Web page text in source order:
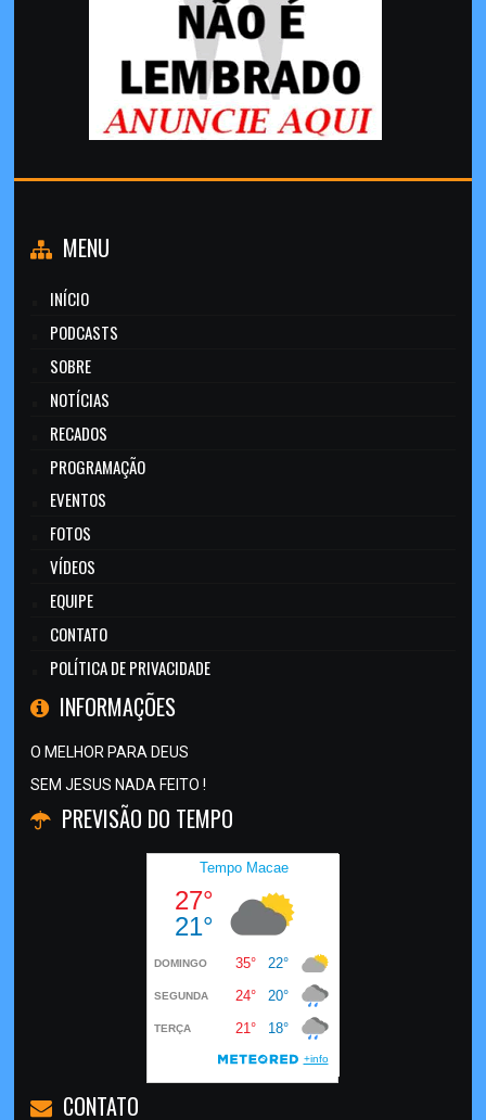
MENU
INÍCIO
PODCASTS
SOBRE
NOTÍCIAS
RECADOS
PROGRAMAÇÃO
EVENTOS
FOTOS
VÍDEOS
EQUIPE
CONTATO
POLÍTICA DE PRIVACIDADE
INFORMAÇÕES
O MELHOR PARA DEUS
SEM JESUS NADA FEITO !
PREVISÃO DO TEMPO
CONTATO